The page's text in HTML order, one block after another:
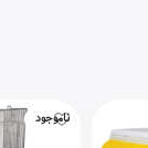
ناموجود